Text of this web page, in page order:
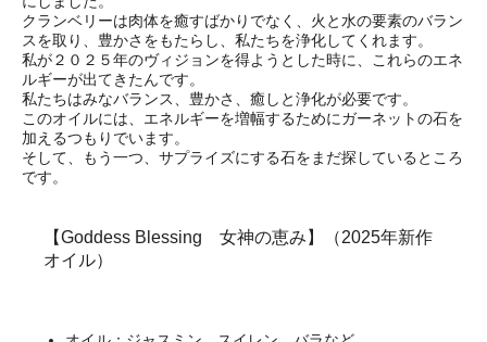
クランベリーは肉体を癒すばかりでなく、火と水の要素のバラン
スを取り、豊かさをもたらし、私たちを浄化してくれます。
私が２０２５年のヴィジョンを得ようとした時に、これらのエネ
ルギーが出てきたんです。
私たちはみなバランス、豊かさ、癒しと浄化が必要です。
このオイルには、エネルギーを増幅するためにガーネットの石を
加えるつもりでいます。
そして、もう一つ、サプライズにする石をまだ探しているところ
です。
【Goddess Blessing 女神の恵み】（2025年新作
オイル）